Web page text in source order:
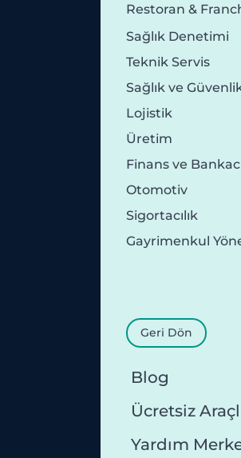
Restoran &
Sağlık Denetimi
Teknik Servis
Sağlık ve
Lojistik
Üretim
Finans ve
Otomotiv
Sigortacılık
Gayrimenkul
Geri Dön
Blog
Ücretsiz
Yardım